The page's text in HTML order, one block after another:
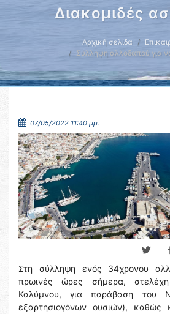
Διακομιδές
Αρχική σελίδα
Σύλληψη αλλοδαπού για
07/05/2022 11:40 μμ.
Στη σύλληψη ενός 34χρονου
πρωινές ώρες σήμερα, στελέχη
Καλύμνου, για παράβαση του
εξαρτησιογόνων ουσιών),